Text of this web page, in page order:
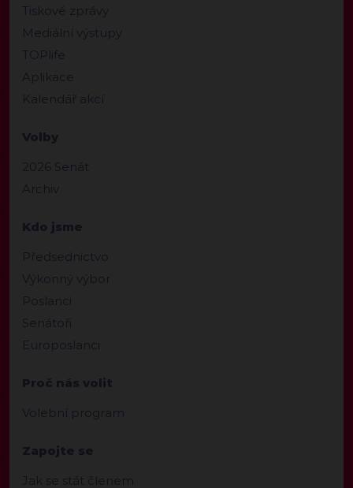
Tiskové zprávy
Mediální výstupy
TOPlife
Aplikace
Kalendář akcí
Volby
2026 Senát
Archiv
Kdo jsme
Předsednictvo
Výkonný výbor
Poslanci
Senátoři
Europoslanci
Proč nás volit
Volební program
Zapojte se
Jak se stát členem